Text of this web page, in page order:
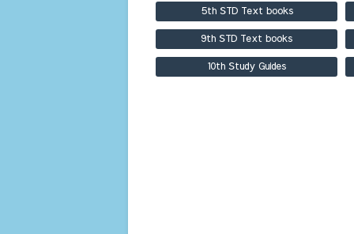
5th STD Text books
9th STD Text books
10th Study Guides